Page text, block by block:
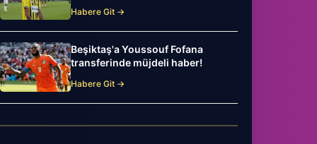
Habere Git →
Beşiktaş'a Youssouf Fofana
transferinde müjdeli haber!
Habere Git →